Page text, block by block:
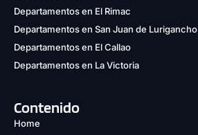
Departamentos en El Rimac
Departamentos en San Juan de Lurigancho
Departamentos en El Callao
Departamentos en La Victoria
Contenido
Home